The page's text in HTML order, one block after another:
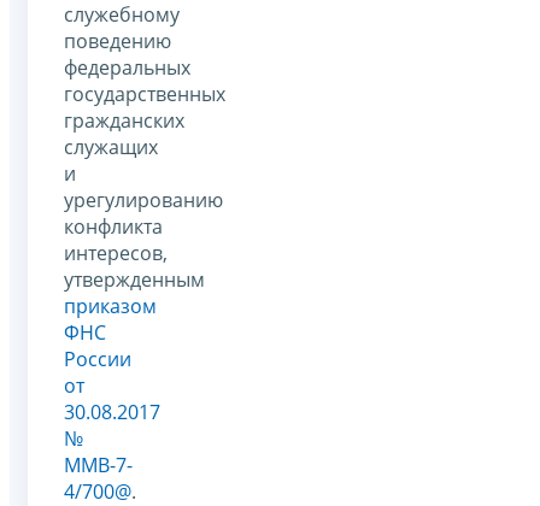
служебному
поведению
федеральных
государственных
гражданских
служащих
и
урегулированию
конфликта
интересов,
утвержденным
приказом
ФНС
России
от
30.08.2017
№
ММВ-7-
4/700@.